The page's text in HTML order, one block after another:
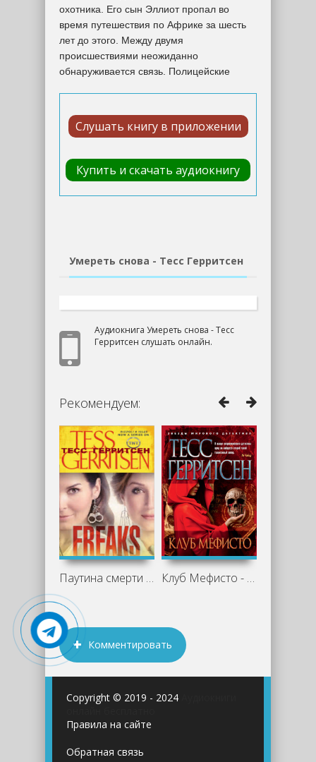
охотника. Его сын Эллиот пропал во
время путешествия по Африке за шесть
лет до этого. Между двумя
происшествиями неожиданно
обнаруживается связь. Полицейские
Слушать книгу в приложении
Купить и скачать аудиокнигу
Умереть снова - Тесс Герритсен
Аудиокнига Умереть снова - Тесс
Герритсен слушать онлайн.
Рекомендуем:
Паутина смерти - Тесс Герритсен Клуб Мефисто - Тесс Герритсен
Комментировать
Copyright © 2019 - 2024
Правила на сайте
Обратная связь